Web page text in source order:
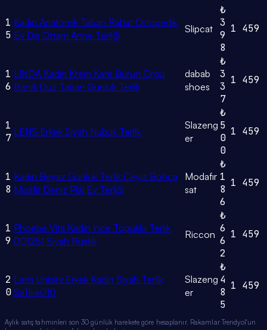
1
5
Kadın Anatomik Taban Rahat Ortopedik
Ev Dış Ortam Anne Terliği
Slipcat
₺
3
9
8
1 459
1
6
LINDA Kadın Krem Kare Burun Örgü
Bantlı Düz Taban Günlük Terlik
dabab
shoes
₺
3
3
7
1 459
1
7 LENS Erkek Siyah Nubuk Terlik
Slazeng
er
₺
5
0
0
1 459
1
8
Kadın Beyaz Günlük Terlik Çeyiz Bohça
Misafir Deniz Plaj Ev Terliği
Modafır
sat
₺
1
8
6
1 459
1
9
Phoebe Vita Kadın İnce Topuklu Terlik
001251 Siyah Rustik
Riccon
₺
6
6
2
1 459
2
0
Lens Unisex Erkek Kadın Siyah Terlik
Sa11se010
Slazeng
er
₺
4
8
5
1 459
Aylık satış tahminleri son 30 günlük harekete göre hesaplanır. Rakamlar Trendyol'un